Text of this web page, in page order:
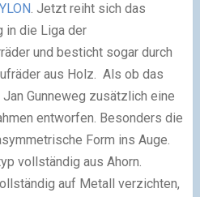
. Jetzt reiht sich das
in die Liga der
und besticht sogar durch
aus Holz. Als ob das
Gunneweg zusätzlich eine
entworfen. Besonders die
Form ins Auge.
vollständig aus Ahorn.
auf Metall verzichten,